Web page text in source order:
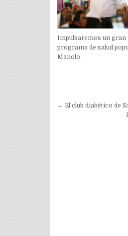
Impulsaremos un gran
programa de salud
Manolo.
Navegación
← El club diabético de